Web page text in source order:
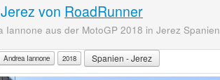
von RoadRunner
Iannone aus der MotoGP 2018 in Jerez Spanien
Andrea Iannone 2018 Spanien - Jerez